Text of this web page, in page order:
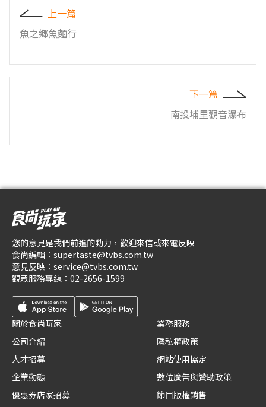
上一篇
魚之鄉魚麵行
下一篇
南投埔里觀音瀑布
您的意見是我們前進的動力，歡迎來信或來電反映
食尚編輯： supertaste@tvbs.com.tw
意見反映： service@tvbs.com.tw
觀眾服務專線： 02-2656-1599
關於食尚玩家
公司介紹
人才招募
企業動態
優惠券店家招募
業務服務
隱私權政策
網站使用協定
數位廣告與贊助政策
節目版權銷售